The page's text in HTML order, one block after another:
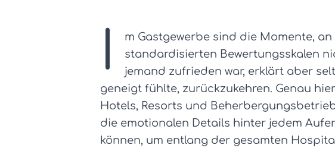
I
m Gastgewerbe sind die Momente,
standardisierten Bewertungsskalen
jemand zufrieden war, erklärt aber
geneigt fühlte, zurückzukehren. Genau
Hotels, Resorts und
die emotionalen Details hinter jedem
können, um entlang der gesamten